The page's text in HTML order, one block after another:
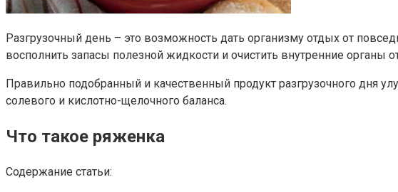
Разгрузочный день – это возможность дать организму отдых от
восполнить запасы полезной жидкости и очистить внутренние органы
Правильно подобранный и качественный продукт разгрузочного дня
солевого и кислотно-щелочного баланса.
Что такое ряженка
Содержание статьи: